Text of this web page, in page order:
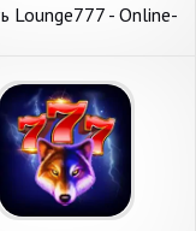
Lounge777 - Online-